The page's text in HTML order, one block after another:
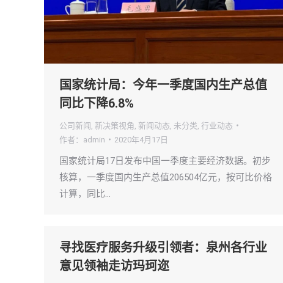
国家统计局：今年一季度国内生产总值
同比下降6.8%
公司新闻 新决策视角 新闻动态 未分类 行业动态
作者： admin 2020年4月17日
国家统计局17日发布中国一季度主要经济数据。初步
核算，一季度国内生产总值206504亿元，按可比价格
计算，同比…
寻找医疗服务升级引领者：泉州各行业
意见领袖走访玛珂迩